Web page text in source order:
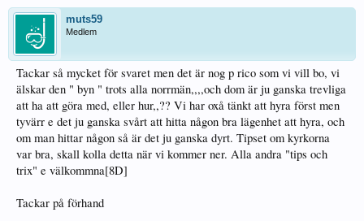
muts59
Medlem
Tackar så mycket för svaret men det är nog p rico som vi vill bo, vi
älskar den " byn " trots alla norrmän,,,,och dom är ju ganska trevliga
att ha att göra med, eller hur,,?? Vi har oxå tänkt att hyra först men
tyvärr e det ju ganska svårt att hitta någon bra lägenhet att hyra, och
om man hittar någon så är det ju ganska dyrt. Tipset om kyrkorna
var bra, skall kolla detta när vi kommer ner. Alla andra "tips och
trix" e välkommna[8D]
Tackar på förhand